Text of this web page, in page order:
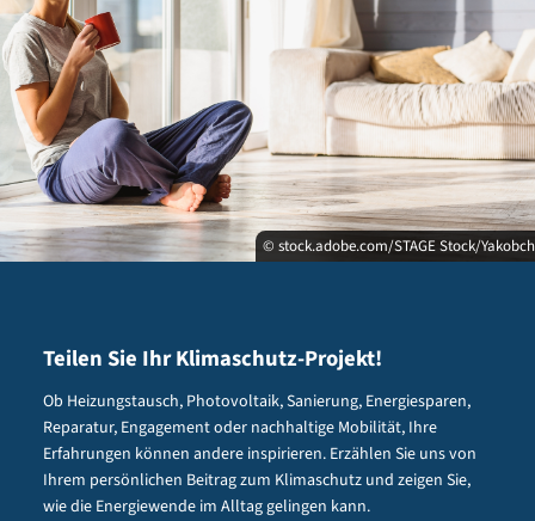
© stock.adobe.com/STAGE Stock/
Teilen Sie Ihr Klimaschutz-Projekt!
Ob Heizungstausch, Photovoltaik, Sanierung, Energiesparen,
Reparatur, Engagement oder nachhaltige Mobilität, Ihre
Erfahrungen können andere inspirieren. Erzählen Sie uns von
Ihrem persönlichen Beitrag zum Klimaschutz und zeigen Sie,
wie die Energiewende im Alltag gelingen kann.